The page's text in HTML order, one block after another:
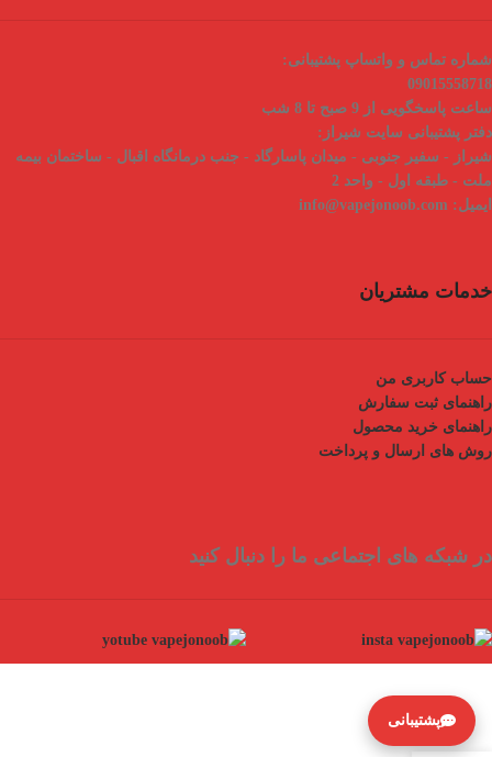
شماره تماس و واتساپ پشتیبانی:
09015558718
ساعت پاسخگویی از 9 صبح تا 8 شب
دفتر پشتیبانی سایت شیراز:
شیراز - سفیر جنوبی - میدان پاسارگاد - جنب درمانگاه اقبال - ساختمان بیمه
ملت - طبقه اول - واحد 2
ایمیل:
خدمات مشتریان
حساب کاربری من
راهنمای ثبت سفارش
راهنمای خرید محصول
روش های ارسال و پرداخت
در شبکه های اجتماعی ما را دنبال کنید
پشتیبانی